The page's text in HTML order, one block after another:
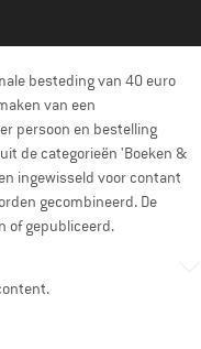
besteding van 40 euro
van een
persoon en bestelling
de categorieën 'Boeken &
ingewisseld voor contant
gecombineerd. De
of gepubliceerd.